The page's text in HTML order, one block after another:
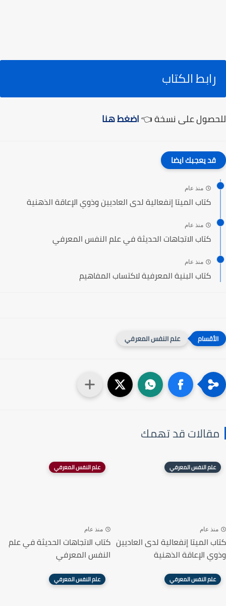
رابط الكتاب
للحصول على نسخة 👈اضغط هنا
قد يعجبك ايضا
منذ عام
كتاب الميتا إنفعالية لدى العاديين وذوي الإعاقة الذهنية
منذ عام
كتاب الاتجاهات الحديثة في علم النفس المعرفي
منذ عام
كتاب البنية المعرفية لاكتساب المفاهيم
علم النفس المعرفي
مقالات قد تهمك
علم النفس المعرفي
منذ عام
كتاب الميتا إنفعالية لدى العاديين
وذوي الإعاقة الذهنية
علم النفس المعرفي
منذ عام
كتاب الاتجاهات الحديثة في علم
النفس المعرفي
علم النفس المعرفي علم النفس المعرفي